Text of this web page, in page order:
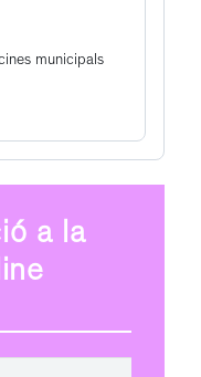
municipals
a la